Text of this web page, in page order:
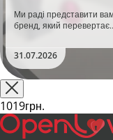
Ми раді представити
бренд, який перевертає
та вже встиг стати
на міжнародній виставці
Shanghai-2026!​LOVISS - це
поєднання унікальної
та бездога..
31.07.2026
1019грн.